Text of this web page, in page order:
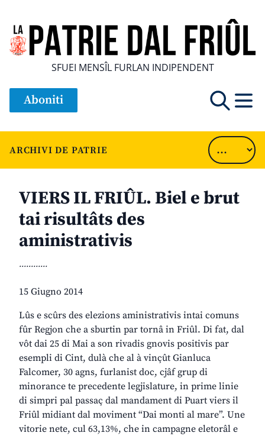
SFUEI MENSÎL FURLAN INDIPENDENT
Aboniti
ARCHIVI DE PATRIE
VIERS IL FRIÛL. Biel e brut
tai risultâts des
aministrativis
............
15 Giugno 2014
Lûs e scûrs des elezions aministrativis intai comuns
fûr Regjon che a sburtin par tornâ in Friûl. Di fat, dal
vôt dai 25 di Mai a son rivadis gnovis positivis par
esempli di Cint, dulà che al à vinçût Gianluca
Falcomer, 30 agns, furlanist doc, cjâf grup di
minorance te precedente legjislature, in prime linie
di simpri pal passaç dal mandament di Puart viers il
Friûl midiant dal moviment “Dai monti al mare”. Une
vitorie nete, cul 63,13%, che in campagne eletorâl e